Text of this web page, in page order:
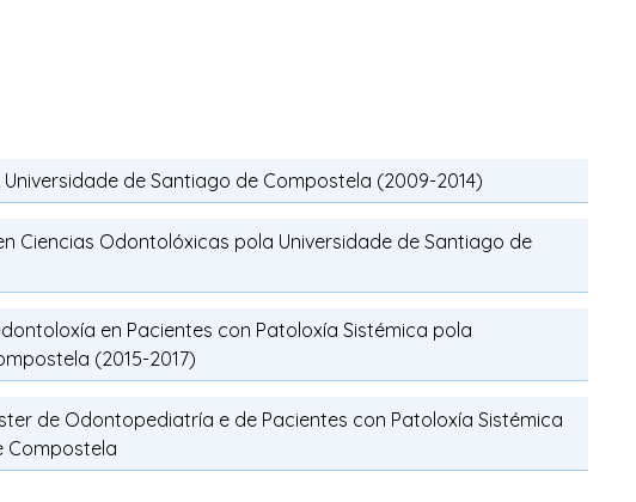
de Santiago de Compostela (2009-2014)
Ciencias Odontolóxicas pola Universidade de Santiago de
en Pacientes con Patoloxía Sistémica pola
(2015-2017)
de Odontopediatría e de Pacientes con Patoloxía Sistémica
Compostela